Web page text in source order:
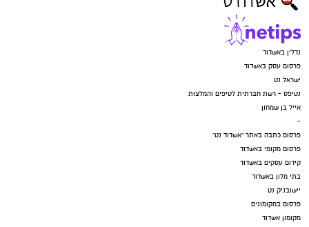
להורדת אפליקציה של אשדוד נט לחצו כאן
עקבו בפייסבוק
עקבו באינסטגרם
נדל"ן באשדוד
פרסום עסק באשדוד
ישראל נט
נטיפס - רשת חברתית לטיפים והמלצות
אייל בן שמחון
-
פרסום כתבה באתר "אשדוד נט"
פרסום מקומי באשדוד
קידום עסקים באשדוד
בתי מלון באשדוד
יישובניק נט
פרסום במקומונים
מקומון אשדוד